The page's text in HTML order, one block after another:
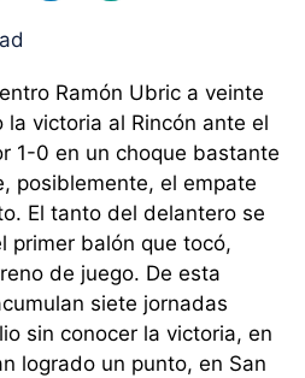
Ramón Ubric a veinte
victoria al Rincón ante el
1-0 en un choque bastante
posiblemente, el empate
El tanto del delantero se
primer balón que tocó,
de juego. De esta
siete jornadas
sin conocer la victoria, en
logrado un punto, en San